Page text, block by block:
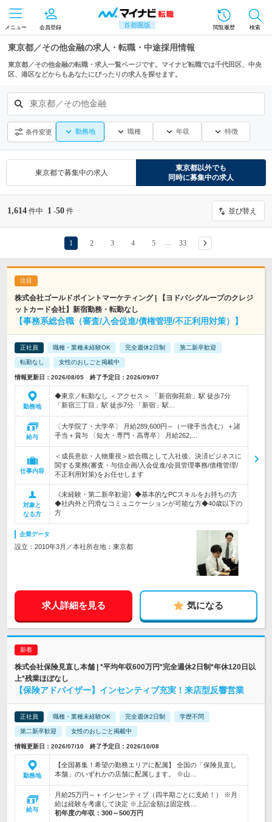
首都圏版
メニュー 会員登録 閲覧履歴 検索
東京都／その他金融の求人・転職・中途採用情報
東京都／その他金融の転職・求人一覧ページです。マイナビ転職では千代田区、中央
区、港区などからもあなたにぴったりの求人を探せます。
東京都／その他金融
条件変更 勤務地 職種 年収 特徴
東京都で募集中の求人
東京都以外でも
同時に募集中の求人
1,614 件中 1 -50 件 並び替え
1 2 3 4 5 33
株式会社ゴールドポイントマーケティング | 【ヨドバシグループのクレジ
ットカード会社】新宿勤務・転勤なし
【事務系総合職（審査/入会促進/債権管理/不正利用対策）】
正社員 職種・業種未経験OK 完全週休2日制 第二新卒歓迎
転勤なし 女性のおしごと掲載中
情報更新日：2026/08/05 終了予定日：2026/09/07
勤務地
◆東京／転勤なし ＜アクセス＞ 「新宿御苑前」駅 徒歩7分
「新宿三丁目」駅 徒歩7分 「新宿」駅…
給与
〔大学院了・大学卒〕 月給289,600円～（一律手当含む）＋諸
手当＋賞与 〔短大・専門・高専卒〕 月給262,…
仕事内容
＜成長意欲・人物重視＞総合職として入社後、決済ビジネスに
関する業務(審査・与信企画/入会促進/会員管理事務/債権管理/
不正利用対策)をお任せします
対象と
なる方
《未経験・第二新卒歓迎》◆基本的なPCスキルをお持ちの方
◆社内外と円滑なコミュニケーションが可能な方◆40歳以下の
方
企業データ
設立：2010年3月／本社所在地：東京都
求人詳細を見る 気になる
株式会社保険見直し本舗 | *平均年収600万円*完全週休2日制*年休120日以
上*残業ほぼなし
【保険アドバイザー】インセンティブ充実！来店型反響営業
正社員 職種・業種未経験OK 完全週休2日制 学歴不問
第二新卒歓迎 女性のおしごと掲載中
情報更新日：2026/07/10 終了予定日：2026/10/08
勤務地
【全国募集！希望の勤務エリアに配属】 全国の「保険見直し
本舗」のいずれかの店舗に配属します。 ※山…
給与
月給25万円～＋インセンティブ（四半期ごとに支給！） ※月
給は経験を考慮して決定 ※上記金額は固定残…
初年度の年収： 300～500万円